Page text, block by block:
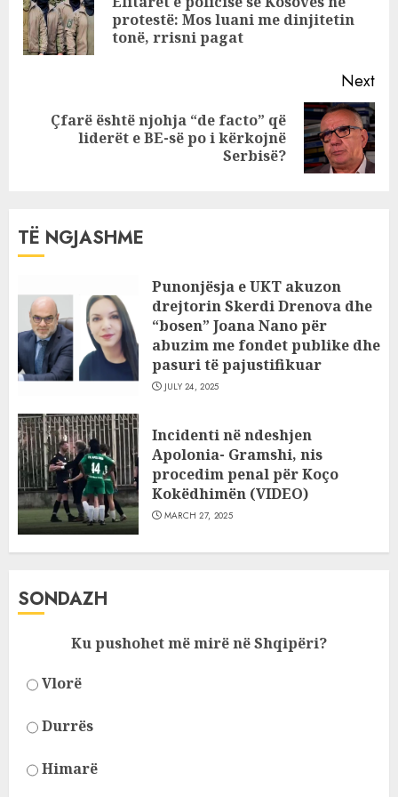
protestë: Mos luani me dinjitetin
tonë, rrisni pagat
Next
Next
Çfarë është njohja “de facto” që
liderët e BE-së po i kërkojnë
Serbisë?
TË NGJASHME
Punonjësja e UKT akuzon
drejtorin Skerdi Drenova dhe
“bosen” Joana Nano për
abuzim me fondet publike dhe
pasuri të pajustifikuar
JULY 24, 2025
Incidenti në ndeshjen
Apolonia- Gramshi, nis
procedim penal për Koço
Kokëdhimën (VIDEO)
MARCH 27, 2025
SONDAZH
Ku pushohet më mirë në Shqipëri?
Vlorë
Durrës
Himarë